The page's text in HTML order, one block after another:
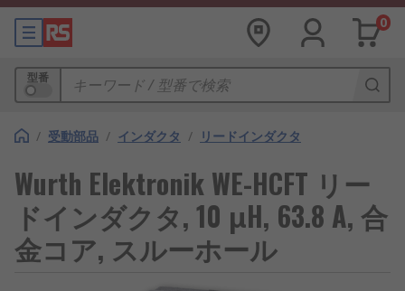
0
型番
/ 受動部品 / インダクタ / リードインダクタ
Wurth Elektronik WE-HCFT リー
ドインダクタ, 10 μH, 63.8 A, 合
金コア, スルーホール